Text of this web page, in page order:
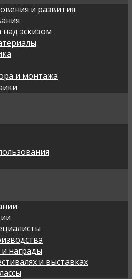
и развития
эскизом
и монтажа
награды
и выставках